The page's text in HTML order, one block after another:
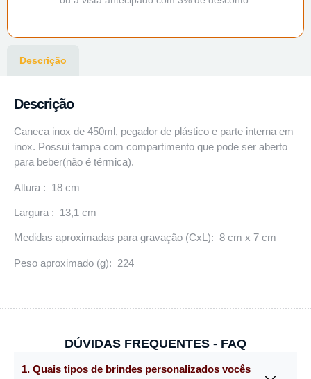
Descrição
Descrição
Caneca inox de 450ml, pegador de plástico e parte interna em
inox. Possui tampa com compartimento que pode ser aberto
para beber(não é térmica).
Altura : 18 cm
Largura : 13,1 cm
Medidas aproximadas para gravação (CxL): 8 cm x 7 cm
Peso aproximado (g): 224
DÚVIDAS FREQUENTES - FAQ
1. Quais tipos de brindes personalizados vocês